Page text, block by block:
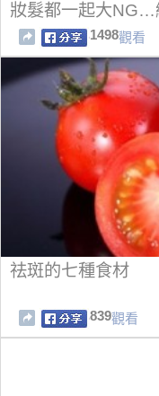
妝髮都一起大NG…
1498觀看
祛斑的七種食材
839觀看